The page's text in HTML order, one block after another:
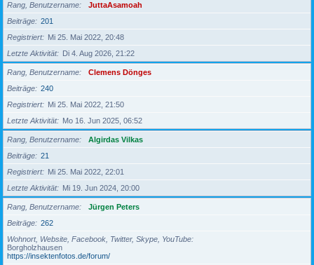
Rang, Benutzername
JuttaAsamoah
Beiträge
201
Registriert
Mi 25. Mai 2022, 20:48
Letzte Aktivität
Di 4. Aug 2026, 21:22
Rang, Benutzername
Clemens Dönges
Beiträge
240
Registriert
Mi 25. Mai 2022, 21:50
Letzte Aktivität
Mo 16. Jun 2025, 06:52
Rang, Benutzername
Algirdas Vilkas
Beiträge
21
Registriert
Mi 25. Mai 2022, 22:01
Letzte Aktivität
Mi 19. Jun 2024, 20:00
Rang, Benutzername
Jürgen Peters
Beiträge
262
Wohnort, Website, Facebook, Twitter, Skype, YouTube
Borgholzhausen
https://insektenfotos.de/forum/